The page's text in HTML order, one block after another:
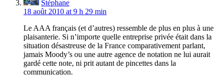
Stéphane
18 août 2010 at 9 h 29 min
Le AAA français (et d’autres) ressemble de plus en plus à une
plaisanterie. Si n’importe quelle entreprise privée était dans la
situation désastreuse de la France comparativement parlant,
jamais Moody’s ou une autre agence de notation ne lui aurait
gardé cette note, ni prit autant de pincettes dans la
communication.